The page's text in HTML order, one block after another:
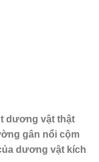
dương vật thật
gân nổi cộm
dương vật kích